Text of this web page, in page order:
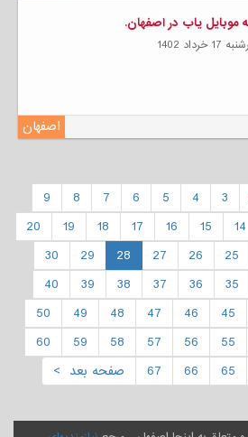
موبایل یاب در اصفهان.
خرداد 1402
اصفهان
3
4
5
6
7
8
9
14
15
16
17
18
19
20
25
26
27
28
29
30
35
36
37
38
39
40
45
46
47
48
49
50
55
56
57
58
59
60
65
66
67 صفحه بعد >